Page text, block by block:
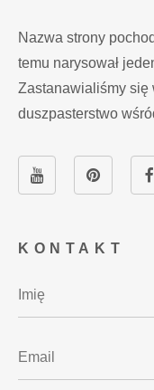
KONTAKT
Nazwa strony
temu narysował
Zastanawialiśmy się
duszpasterstwo